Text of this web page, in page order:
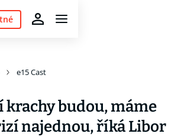
e15 Cast
krachy budou, máme
najednou, říká Libor